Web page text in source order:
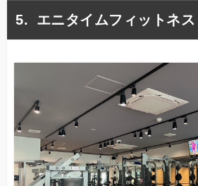
エニタイムフィットネ